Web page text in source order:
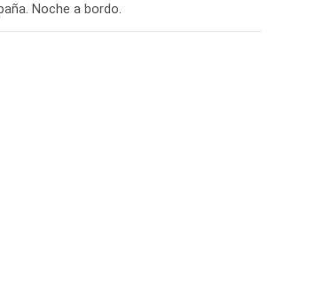
Noche a bordo.